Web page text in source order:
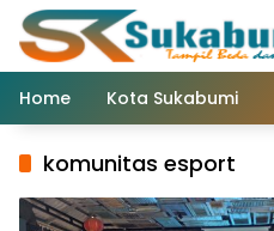
Langsung
konten
Home
Kota Sukabumi
komunitas esport